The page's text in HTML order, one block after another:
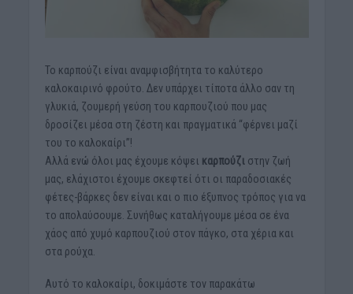
Το καρπούζι είναι αναμφισβήτητα το καλύτερο
καλοκαιρινό φρούτο. Δεν υπάρχει τίποτα άλλο σαν τη
γλυκιά, ζουμερή γεύση του καρπουζιού που μας
δροσίζει μέσα στη ζέστη και πραγματικά “φέρνει μαζί
του το καλοκαίρι”!
Αλλά ενώ όλοι μας έχουμε κόψει καρπούζι στην ζωή
μας, ελάχιστοι έχουμε σκεφτεί ότι οι παραδοσιακές
φέτες-βάρκες δεν είναι και ο πιο έξυπνος τρόπος για να
το απολαύσουμε. Συνήθως καταλήγουμε μέσα σε ένα
χάος από χυμό καρπουζιού στον πάγκο, στα χέρια και
στα ρούχα.
Αυτό το καλοκαίρι, δοκιμάστε τον παρακάτω